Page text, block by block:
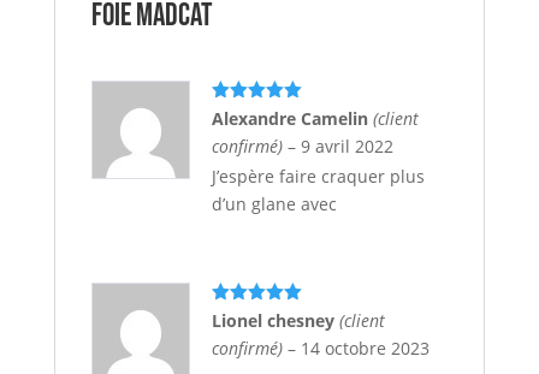
foie MADCAT
Note5sur
Alexandre Camelin (client
confirmé) – 9 avril 2022
J’espère faire craquer plus
d’un glane avec
Note5sur
Lionel chesney (client
confirmé) – 14 octobre 2023